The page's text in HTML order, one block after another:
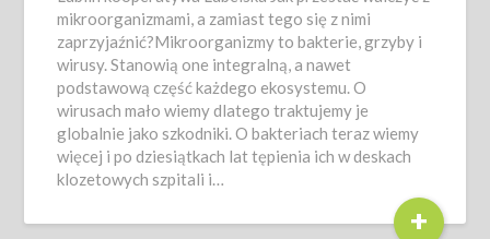
mikroorganizmami, a zamiast tego się z nimi
zaprzyjaźnić?Mikroorganizmy to bakterie, grzyby i
wirusy. Stanowią one integralną, a nawet
podstawową część każdego ekosystemu. O
wirusach mało wiemy dlatego traktujemy je
globalnie jako szkodniki. O bakteriach teraz wiemy
więcej i po dziesiątkach lat tępienia ich w deskach
klozetowych szpitali i…
+